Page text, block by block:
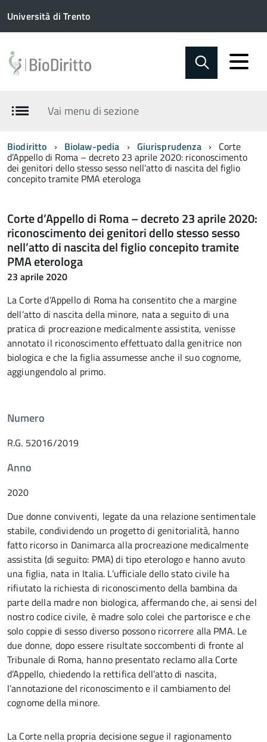
Università di Trento
Vai menu di sezione
Biodiritto Biolaw-pedia Giurisprudenza Corte
d’Appello di Roma – decreto 23 aprile 2020: riconoscimento
dei genitori dello stesso sesso nell’atto di nascita del figlio
concepito tramite PMA eterologa
Corte d’Appello di Roma – decreto 23 aprile 2020:
riconoscimento dei genitori dello stesso sesso
nell’atto di nascita del figlio concepito tramite
PMA eterologa
23 aprile 2020
La Corte d’Appello di Roma ha consentito che a margine
dell’atto di nascita della minore, nata a seguito di una
pratica di procreazione medicalmente assistita, venisse
annotato il riconoscimento effettuato dalla genitrice non
biologica e che la figlia assumesse anche il suo cognome,
aggiungendolo al primo.
Numero
R.G. 52016/2019
Anno
2020
Due donne conviventi, legate da una relazione sentimentale
stabile, condividendo un progetto di genitorialità, hanno
fatto ricorso in Danimarca alla procreazione medicalmente
assistita (di seguito: PMA) di tipo eterologo e hanno avuto
una figlia, nata in Italia. L’ufficiale dello stato civile ha
rifiutato la richiesta di riconoscimento della bambina da
parte della madre non biologica, affermando che, ai sensi del
nostro codice civile, è madre solo colei che partorisce e che
solo coppie di sesso diverso possono ricorrere alla PMA. Le
due donne, dopo essere risultate soccombenti di fronte al
Tribunale di Roma, hanno presentato reclamo alla Corte
d’Appello, chiedendo la rettifica dell’atto di nascita,
l’annotazione del riconoscimento e il cambiamento del
cognome della minore.
La Corte nella propria decisione segue il ragionamento